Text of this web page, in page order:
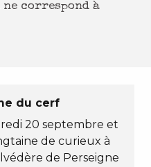
correspond à
du cerf
20 septembre et
de curieux à
de Perseigne